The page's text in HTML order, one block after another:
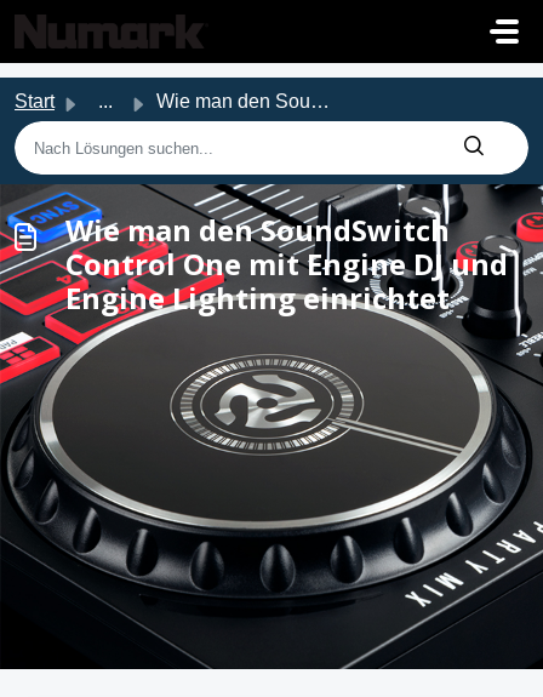
Zum hauptsächlichen Inhalt gehen
Start ... Wie man den SoundSwitch Control One mit Engine DJ und Eng...
Wie man den SoundSwitch
Control One mit Engine DJ und
Engine Lighting einrichtet